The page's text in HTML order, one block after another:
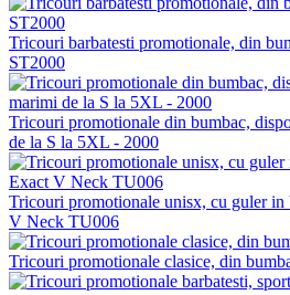
Tricouri barbatesti promotionale, din
ST2000
Tricouri promotionale din bumbac,
de la S la 5XL - 2000
Tricouri promotionale unisx, cu guler in
V Neck TU006
Tricouri promotionale clasice, din